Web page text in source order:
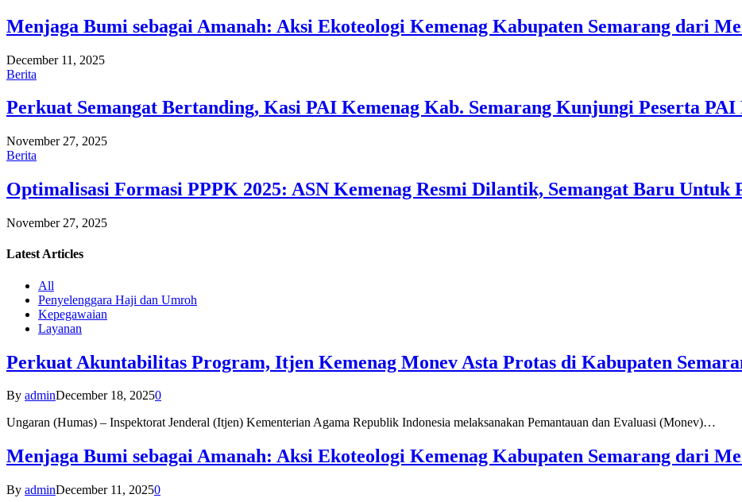
Menjaga Bumi sebagai Amanah: Aksi Ekoteologi Kemenag Kabupaten Semarang dari
December 11, 2025
Berita
Perkuat Semangat Bertanding, Kasi PAI Kemenag Kab. Semarang Kunjungi Peserta
November 27, 2025
Berita
Optimalisasi Formasi PPPK 2025: ASN Kemenag Resmi Dilantik, Semangat Baru Untuk
November 27, 2025
Latest Articles
All
Penyelenggara Haji dan Umroh
Kepegawaian
Layanan
Perkuat Akuntabilitas Program, Itjen Kemenag Monev Asta Protas di Kabupaten
By adminDecember 18, 20250
Ungaran (Humas) – Inspektorat Jenderal (Itjen) Kementerian Agama Republik Indonesia melaksanakan Pemantauan dan Evaluasi (Monev)…
Menjaga Bumi sebagai Amanah: Aksi Ekoteologi Kemenag Kabupaten Semarang dari
By adminDecember 11, 20250